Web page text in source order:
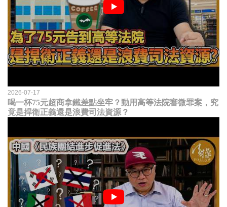
2026-07-17
喝一杯75元超商拿鐵差點坐牢？動用高等法院審微罪案，究
竟是捍衛正義還是浪費司法資源？